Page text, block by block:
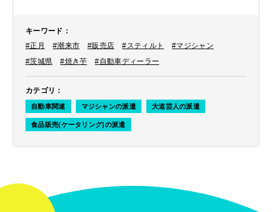
キーワード ：
#正月
#潮来市 #販売店 #スティルト
#マジシャン
#茨城県
#焼き芋 #自動車ディーラー
カテゴリ ：
自動車関連 マジシャンの派遣 大道芸人の派遣
食品販売(ケータリング)の派遣